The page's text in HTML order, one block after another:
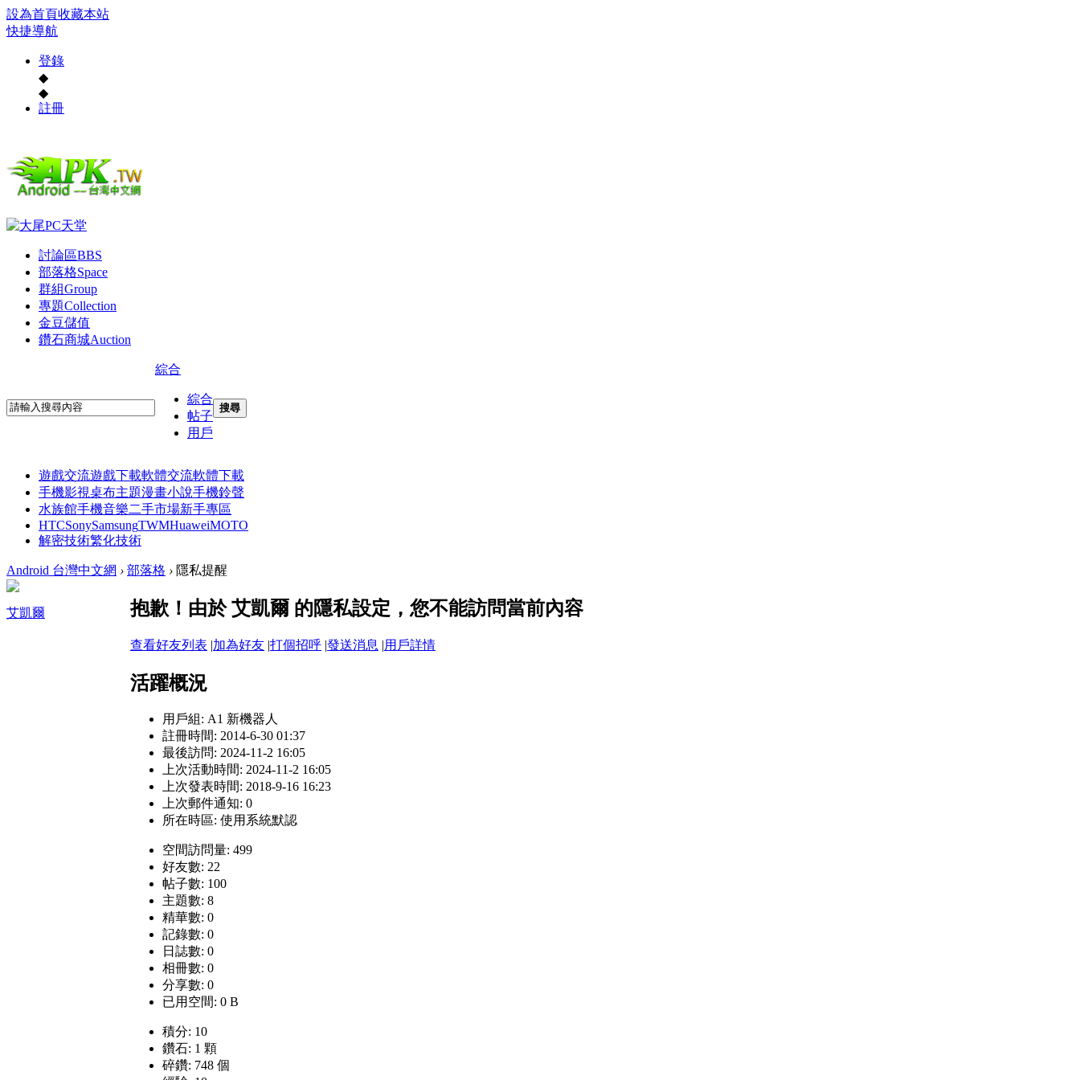
設為首頁收藏本站
快捷導航
登錄
◆
◆
註冊
討論區BBS
部落格Space
群組Group
專題Collection
金豆儲值
鑽石商城Auction
綜合
綜合
帖子
用戶
搜尋
遊戲交流遊戲下載軟體交流軟體下載
手機影視桌布主題漫畫小說手機鈴聲
水族館手機音樂二手市場新手專區
HTCSonySamsungTWMHuaweiMOTO
解密技術繁化技術
Android 台灣中文網 › 部落格 › 隱私提醒
艾凱爾 抱歉！由於 艾凱爾 的隱私設定，您不能訪問當前內容
查看好友列表 |加為好友 |打個招呼 |發送消息 |用戶詳情
活躍概況
用戶組: A1 新機器人
註冊時間: 2014-6-30 01:37
最後訪問: 2024-11-2 16:05
上次活動時間: 2024-11-2 16:05
上次發表時間: 2018-9-16 16:23
上次郵件通知: 0
所在時區: 使用系統默認
空間訪問量: 499
好友數: 22
帖子數: 100
主題數: 8
精華數: 0
記錄數: 0
日誌數: 0
相冊數: 0
分享數: 0
已用空間: 0 B
積分: 10
鑽石: 1 顆
碎鑽: 748 個